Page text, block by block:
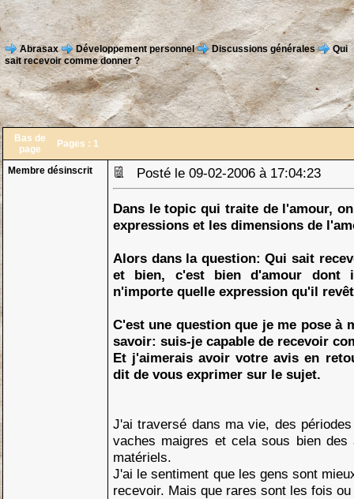
Abrasax Développement personnel Discussions générales
Qui
sait recevoir comme donner ?
Bas de
page
Pages : 1
Membre désinscrit Posté le 09-02-2006 à 17:04:23
Dans le topic qui traite de l'amour,
expressions et les dimensions de
Alors dans la question: Qui sait
et bien, c'est bien d'amour dont
n'importe quelle expression qu'il
C'est une question que je me pose à
savoir: suis-je capable de recevoir
Et j'aimerais avoir votre avis en
dit de vous exprimer sur le sujet.
J'ai traversé dans ma vie, des
vaches maigres et cela sous bien des
matériels.
J'ai le sentiment que les gens sont
recevoir. Mais que rares sont les fois